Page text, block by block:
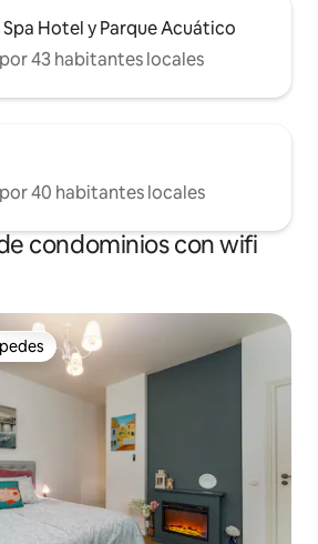
Spa Hotel y Parque Acuático
43 habitantes locales
40 habitantes locales
condominios con wifi